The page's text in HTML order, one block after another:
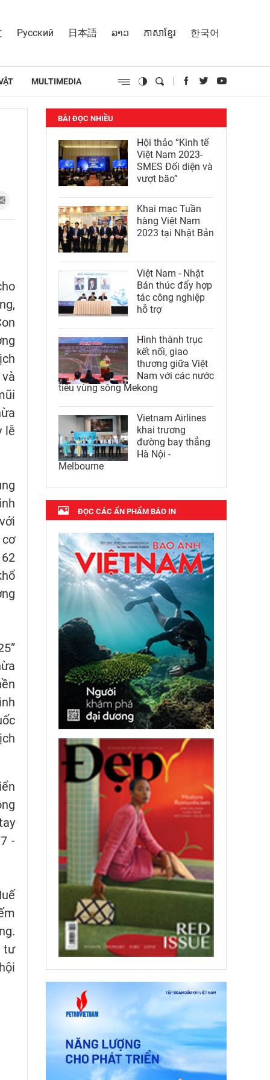
Русский 日本語 ລາວ ភាសាខ្មែរ 한국어
MULTIMEDIA
lễ
-
tư
BÀI ĐỌC NHIỀU
Hội thảo “Kinh tế
Việt Nam 2023-
SMES Đối diện và
vượt bão”
Khai mạc Tuần
hàng Việt Nam
2023 tại Nhật Bản
Việt Nam - Nhật
Bản thúc đẩy hợp
tác công nghiệp
hỗ trợ
Hình thành trục
kết nối, giao
thương giữa Việt
Nam với các nước
tiểu vùng sông Mekong
Vietnam Airlines
khai trương
đường bay thẳng
Hà Nội -
Melbourne
ĐỌC CÁC ẤN PHẨM BÁO IN